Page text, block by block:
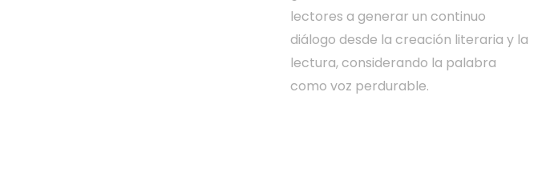
lectores a generar un continuo
diálogo desde la creación literaria y la
lectura, considerando la palabra
como voz perdurable.